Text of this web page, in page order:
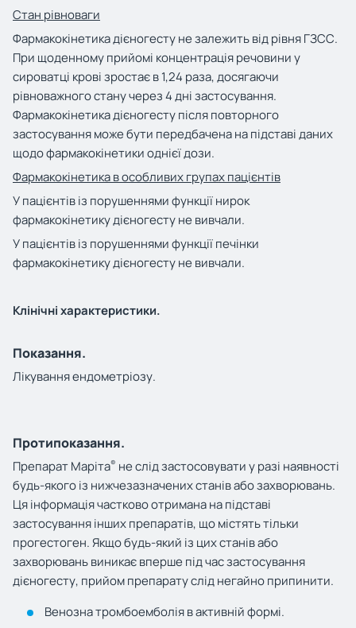
Стан рівноваги
Фармакокінетика дієногесту не залежить від рівня ГЗСС.
При щоденному прийомі концентрація речовини у
сироватці крові зростає в 1,24 раза, досягаючи
рівноважного стану через 4 дні застосування.
Фармакокінетика дієногесту після повторного
застосування може бути передбачена на підставі даних
щодо фармакокінетики однієї дози.
Фармакокінетика в особливих групах пацієнтів
У пацієнтів із порушеннями функції нирок
фармакокінетику дієногесту не вивчали.
У пацієнтів із порушеннями функції печінки
фармакокінетику дієногесту не вивчали.
Клінічні характеристики.
Показання.
Лікування ендометріозу.
Протипоказання.
Препарат Маріта® не слід застосовувати у разі наявності
будь-якого із нижчезазначених станів або захворювань.
Ця інформація частково отримана на підставі
застосування інших препаратів, що містять тільки
прогестоген. Якщо будь-який із цих станів або
захворювань виникає вперше під час застосування
дієногесту, прийом препарату слід негайно припинити.
Венозна тромбоемболія в активній формі.